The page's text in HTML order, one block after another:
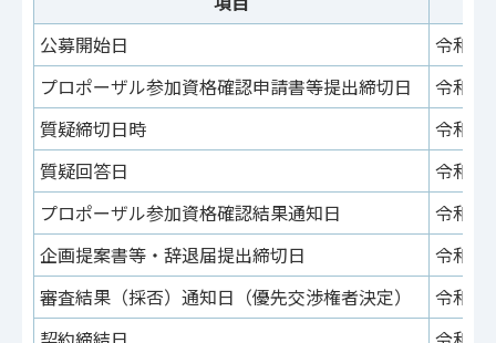
公募開始日
令和7
プロポーザル参加資格確認申請書等提出締切日
令和7
質疑締切日時
令和7
質疑回答日
令和7
プロポーザル参加資格確認結果通知日
令和7
企画提案書等・辞退届提出締切日
令和7
審査結果（採否）通知日（優先交渉権者決定）
令和7